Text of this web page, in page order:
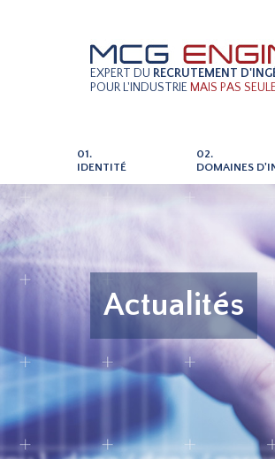
EXPERT DU RECRUTEMENT
POUR L'INDUSTRIE MAIS PAS
01.
IDENTITÉ
02.
DOMAINES
Actualités